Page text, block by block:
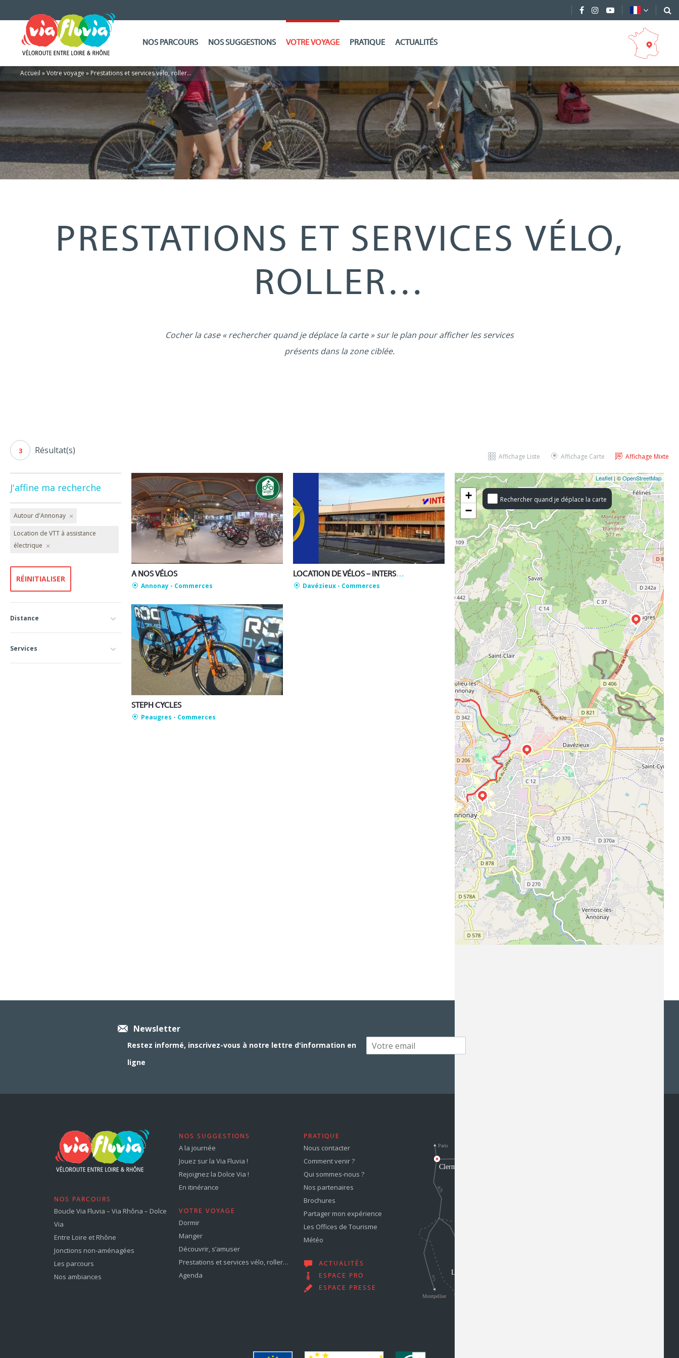
NOS PARCOURS NOS SUGGESTIONS VOTRE VOYAGE PRATIQUE ACTUALITÉS
Accueil »Votre voyage » Prestations et services vélo, roller…
PRESTATIONS ET SERVICES VÉLO,
ROLLER…
Cocher la case « rechercher quand je déplace la carte » sur le plan pour afficher les services
présents dans la zone ciblée.
3 Résultat(s)
J'affine ma recherche
Autour d'Annonay
Location de VTT à assistance
électrique
Distance
Services
Affichage Mixte
Affichage Carte
Affichage Liste
A NOS VÉLOS
Annonay - Commerces
LOCATION DE VÉLOS – INTERSPORT
Davézieux - Commerces
STEPH CYCLES
Peaugres - Commerces
Rechercher quand je déplace la carte
+
−
Leaflet | ©OpenStreetMap
Newsletter
Restez informé, inscrivez-vous à notre lettre d'information en
ligne
NOS PARCOURS
Boucle Via Fluvia – Via Rhôna – Dolce
Via
Entre Loire et Rhône
Jonctions non-aménagées
Les parcours
Nos ambiances
NOS SUGGESTIONS
A la journée
Jouez sur la Via Fluvia !
Rejoignez la Dolce Via !
En itinérance
VOTRE VOYAGE
Dormir
Manger
Découvrir, s’amuser
Prestations et services vélo, roller…
Agenda
PRATIQUE
Nous contacter
Comment venir ?
Qui sommes-nous ?
Nos partenaires
Brochures
Partager mon expérience
Les Offices de Tourisme
Météo
ACTUALITÉS
ESPACE PRO
ESPACE PRESSE